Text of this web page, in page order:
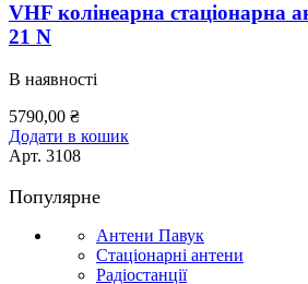
VHF колінеарна стаціонарна
21 N
В наявності
5790,00 ₴
Додати в кошик
Арт. 3108
Популярне
Антени Павук
Стаціонарні антени
Радіостанції